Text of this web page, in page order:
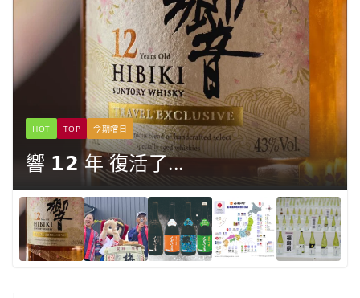
HOT TOP 今期嚐日
響 𝟭𝟮 年 復活了...